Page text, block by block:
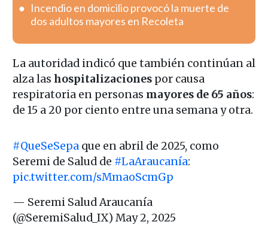
Incendio en domicilio provocó la muerte de
dos adultos mayores en Recoleta
La autoridad indicó que también continúan al
alza las hospitalizacionespor causa
respiratoria en personas mayores de 65 años:
de 15 a 20 por ciento entre una semana y otra.
#QueSeSepaque en abril de 2025, como
Seremi de Salud de #LaAraucanía:
pic.twitter.com/sMmaoScmGp
— Seremi Salud Araucanía
(@SeremiSalud_IX) May 2, 2025